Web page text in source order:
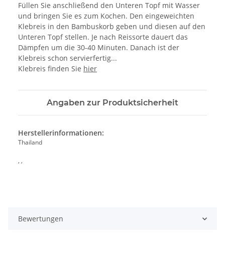
Füllen Sie anschließend den Unteren Topf mit Wasser
und bringen Sie es zum Kochen. Den eingeweichten
Klebreis in den Bambuskorb geben und diesen auf den
Unteren Topf stellen. Je nach Reissorte dauert das
Dämpfen um die 30-40 Minuten. Danach ist der
Klebreis schon servierfertig...
Klebreis finden Sie hier
Angaben zur Produktsicherheit
Herstellerinformationen:
Thailand
, ,
Bewertungen